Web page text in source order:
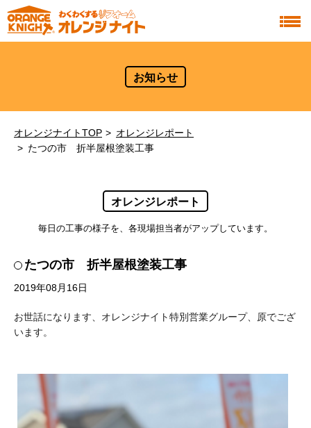
お知らせ
オレンジナイトTOP
オレンジレポート
たつの市 折半屋根塗装工事
オレンジレポート
毎日の工事の様子を、各現場担当者がアップしています。
たつの市 折半屋根塗装工事
2019年08月16日
お世話になります、オレンジナイト特別営業グループ、原でござ
います。